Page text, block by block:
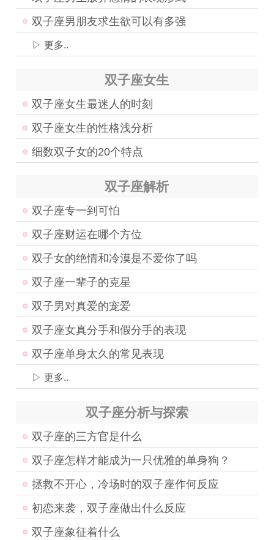
双子座男朋友求生欲可以有多强
▷ 更多..
双子座女生
双子座女生最迷人的时刻
双子座女生的性格浅分析
细数双子女的20个特点
双子座解析
双子座专一到可怕
双子座财运在哪个方位
双子女的绝情和冷漠是不爱你了吗
双子座一辈子的克星
双子男对真爱的宠爱
双子座女真分手和假分手的表现
双子座单身太久的常见表现
▷ 更多..
双子座分析与探索
双子座的三方官是什么
双子座怎样才能成为一只优雅的单身狗？
拯救不开心，冷场时的双子座作何反应
初恋来袭，双子座做出什么反应
双子座象征着什么